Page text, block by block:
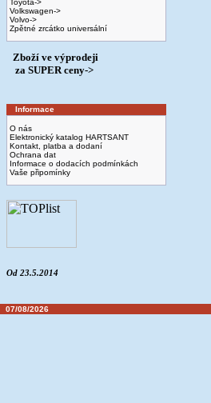
Toyota->
Volkswagen->
Volvo->
Zpětné zrcátko universální
Zboží ve výprodeji
­ za SUPER ceny->
Informace
O nás
Elektronický katalog HARTSANT
Kontakt, platba a dodaní
Ochrana dat
Informace o dodacích podmínkách
Vaše připomínky
Od 23.5.2014
07/08/2026